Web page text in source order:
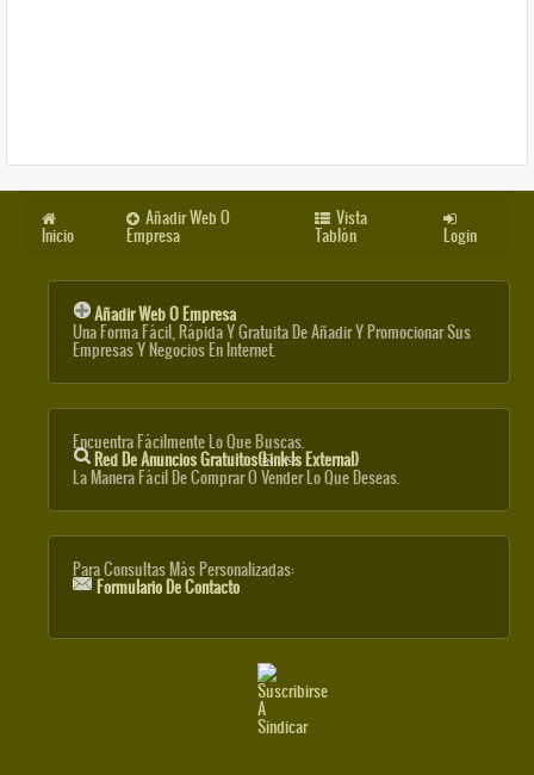
Inicio
Añadir Web O
Empresa
Vista
Tablón Login
Añadir Web O Empresa
Una Forma Fácil, Rápida Y Gratuita De Añadir Y Promocionar Sus
Empresas Y Negocios En Internet.
Encuentra Fácilmente Lo Que Buscas.
Red De Anuncios Gratuitos(link Is External)
La Manera Fácil De Comprar O Vender Lo Que Deseas.
Para Consultas Más Personalizadas:
Formulario De Contacto